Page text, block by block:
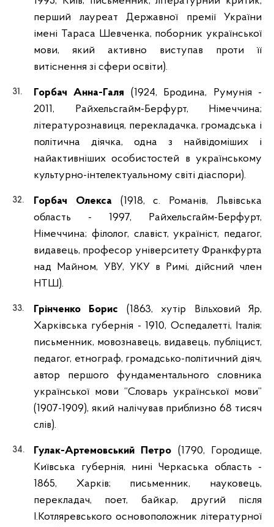
перший лауреат Державної премії України
імені Тараса Шевченка, поборник української
мови, який активно виступав проти її
витіснення зі сфери освіти).
Горбач Анна-Галя (1924, Бродина, Румунія -
2011, Райхельсгайм-Берфурт, Німеччина;
літературознавиця, перекладачка, громадська і
політична діячка, одна з найвідоміших і
найактивніших особистостей в українському
культурно-інтелектуальному світі діаспори).
Горбач Олекса (1918, с. Романів, Львівська
область - 1997, Райхельсгайм-Берфурт,
Німеччина; філолог, славіст, україніст, педагог,
видавець, професор університету Франкфурта
над Майном, УВУ, УКУ в Римі, дійсний член
НТШ).
Грінченко Борис (1863, хутір Вільховий Яр,
Харківська губернія - 1910, Оспедалетті, Італія;
письменник, мовознавець, видавець, публіцист,
педагог, етнограф, громадсько-політичний діяч,
автор першого фундаментального словника
української мови “Словарь української мови”
(1907-1909), який налічував приблизно 68 тисяч
слів).
Гулак-Артемовський Петро (1790, Городище,
Київська губернія, нині Черкаська область -
1865, Харків; письменник, науковець,
перекладач, поет, байкар, другий після
І.Котляревського основоположник літературної